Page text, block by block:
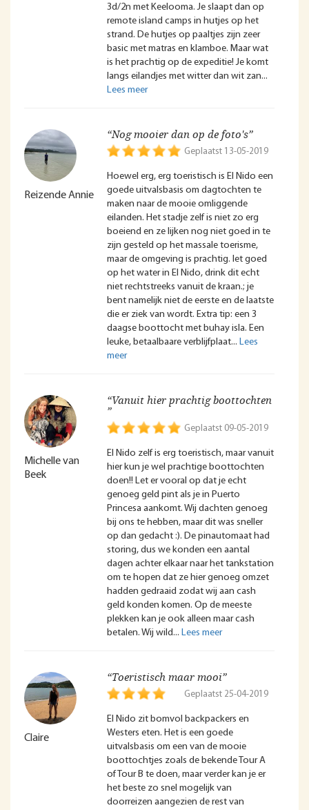
3d/2n met Keelooma. Je slaapt dan op
remote island camps in hutjes op het
strand. De hutjes op paaltjes zijn zeer
basic met matras en klamboe. Maar wat
is het prachtig op de expeditie! Je komt
langs eilandjes met witter dan wit zan
Reizende Annie
“Nog mooier dan op de foto's”
Geplaatst 13-05-2019
Hoewel erg, erg toeristisch is El Nido een
goede uitvalsbasis om dagtochten te
maken naar de mooie omliggende
eilanden. Het stadje zelf is niet zo erg
boeiend en ze lijken nog niet goed in te
zijn gesteld op het massale toerisme,
maar de omgeving is prachtig. let goed
op het water in El Nido, drink dit echt
niet rechtstreeks vanuit de kraan.; je
bent namelijk niet de eerste en de laatste
die er ziek van wordt. Extra tip: een 3
daagse boottocht met buhay isla. Een
leuke, betaalbaare verblijfplaat
Michelle van
Beek
“Vanuit hier prachtig boottochten
”
Geplaatst 09-05-2019
El Nido zelf is erg toeristisch, maar vanuit
hier kun je wel prachtige boottochten
doen!! Let er vooral op dat je echt
genoeg geld pint als je in Puerto
Princesa aankomt. Wij dachten genoeg
bij ons te hebben, maar dit was sneller
op dan gedacht :). De pinautomaat had
storing, dus we konden een aantal
dagen achter elkaar naar het tankstation
om te hopen dat ze hier genoeg omzet
hadden gedraaid zodat wij aan cash
geld konden komen. Op de meeste
plekken kan je ook alleen maar cash
betalen. Wij wild
Claire
“Toeristisch maar mooi”
Geplaatst 25-04-2019
El Nido zit bomvol backpackers en
Westers eten. Het is een goede
uitvalsbasis om een van de mooie
boottochtjes zoals de bekende Tour A
of Tour B te doen, maar verder kan je er
het beste zo snel mogelijk van
doorreizen aangezien de rest van